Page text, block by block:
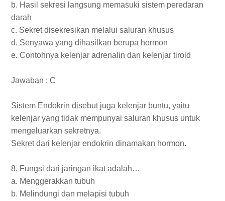
b. Hasil sekresi langsung memasuki sistem peredaran
darah
c. Sekret disekresikan melalui saluran khusus
d. Senyawa yang dihasilkan berupa hormon
e. Contohnya kelenjar adrenalin dan kelenjar tiroid
Jawaban : C
Sistem Endokrin disebut juga kelenjar buntu, yaitu
kelenjar yang tidak mempunyai saluran khusus untuk
mengeluarkan sekretnya.
Sekret dari kelenjar endokrin dinamakan hormon.
8. Fungsi dari jaringan ikat adalah…
a. Menggerakkan tubuh
b. Melindungi dan melapisi tubuh